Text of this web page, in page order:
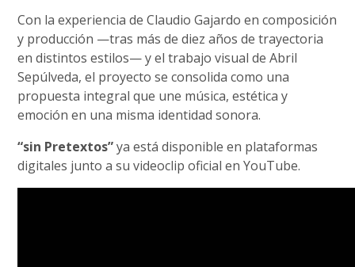
Con la experiencia de Claudio Gajardo en composición
y producción —tras más de diez años de trayectoria
en distintos estilos— y el trabajo visual de Abril
Sepúlveda, el proyecto se consolida como una
propuesta integral que une música, estética y
emoción en una misma identidad sonora.
“sin Pretextos”ya está disponible en plataformas
digitales junto a su videoclip oficial en YouTube.